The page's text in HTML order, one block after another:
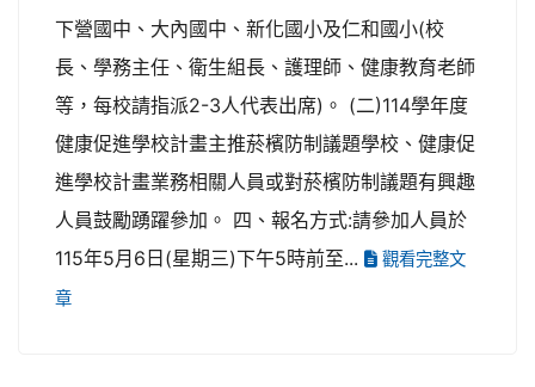
下營國中、大內國中、新化國小及仁和國小(校
長、學務主任、衛生組長、護理師、健康教育老師
等，每校請指派2-3人代表出席)。 (二)114學年度
健康促進學校計畫主推菸檳防制議題學校、健康促
進學校計畫業務相關人員或對菸檳防制議題有興趣
人員鼓勵踴躍參加。 四、報名方式:請參加人員於
115年5月6日(星期三)下午5時前至...
觀看完整文
章